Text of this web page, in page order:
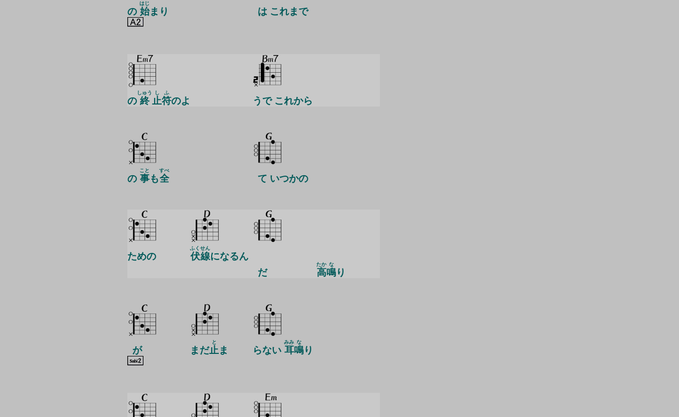
の 始
はじ
まり は これまで
の 終
しゅう
止
し
符
ふ
のよ うで これから
の 事
こと
も全
すべ
て いつかの
ための 伏
ふく
線
せん
になるん
だ
高
たか
鳴
な
り
が まだ止
と
ま らない 耳
みみ
鳴
な
り